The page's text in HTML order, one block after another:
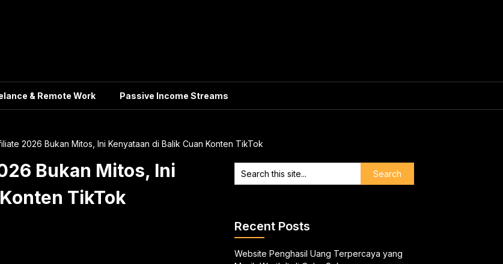
& Remote Work Passive Income Streams
2026 Bukan Mitos, Ini Kenyataan di Balik Cuan Konten TikTok
Bukan Mitos, Ini
TikTok
Recent Posts
Website Penghasil Uang Terpercaya yang